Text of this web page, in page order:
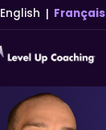
English | Français